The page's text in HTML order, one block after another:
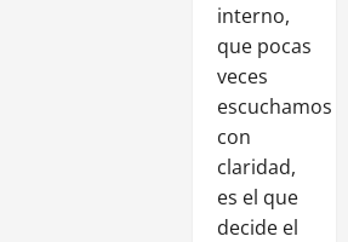
interno,
que pocas
veces
escuchamos
con
claridad,
es el que
decide el